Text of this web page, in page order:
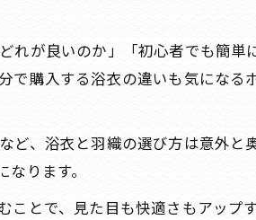
れが良いのか」「初心者でも簡単
で購入する浴衣の違いも気になる
ど、浴衣と羽織の選び方は意外と
ります。
ことで、見た目も快適さもアップ